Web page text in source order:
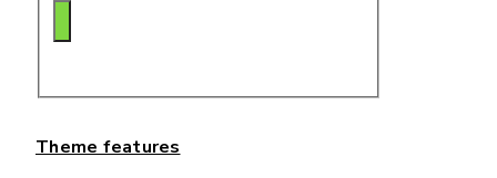
Theme features